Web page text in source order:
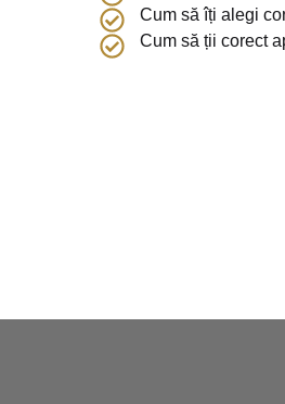
Cum să îți alegi
Cum să ții corect